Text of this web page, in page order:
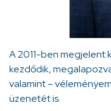
A 2011-ben
kezdődik,
valamint –
üzenetét is.